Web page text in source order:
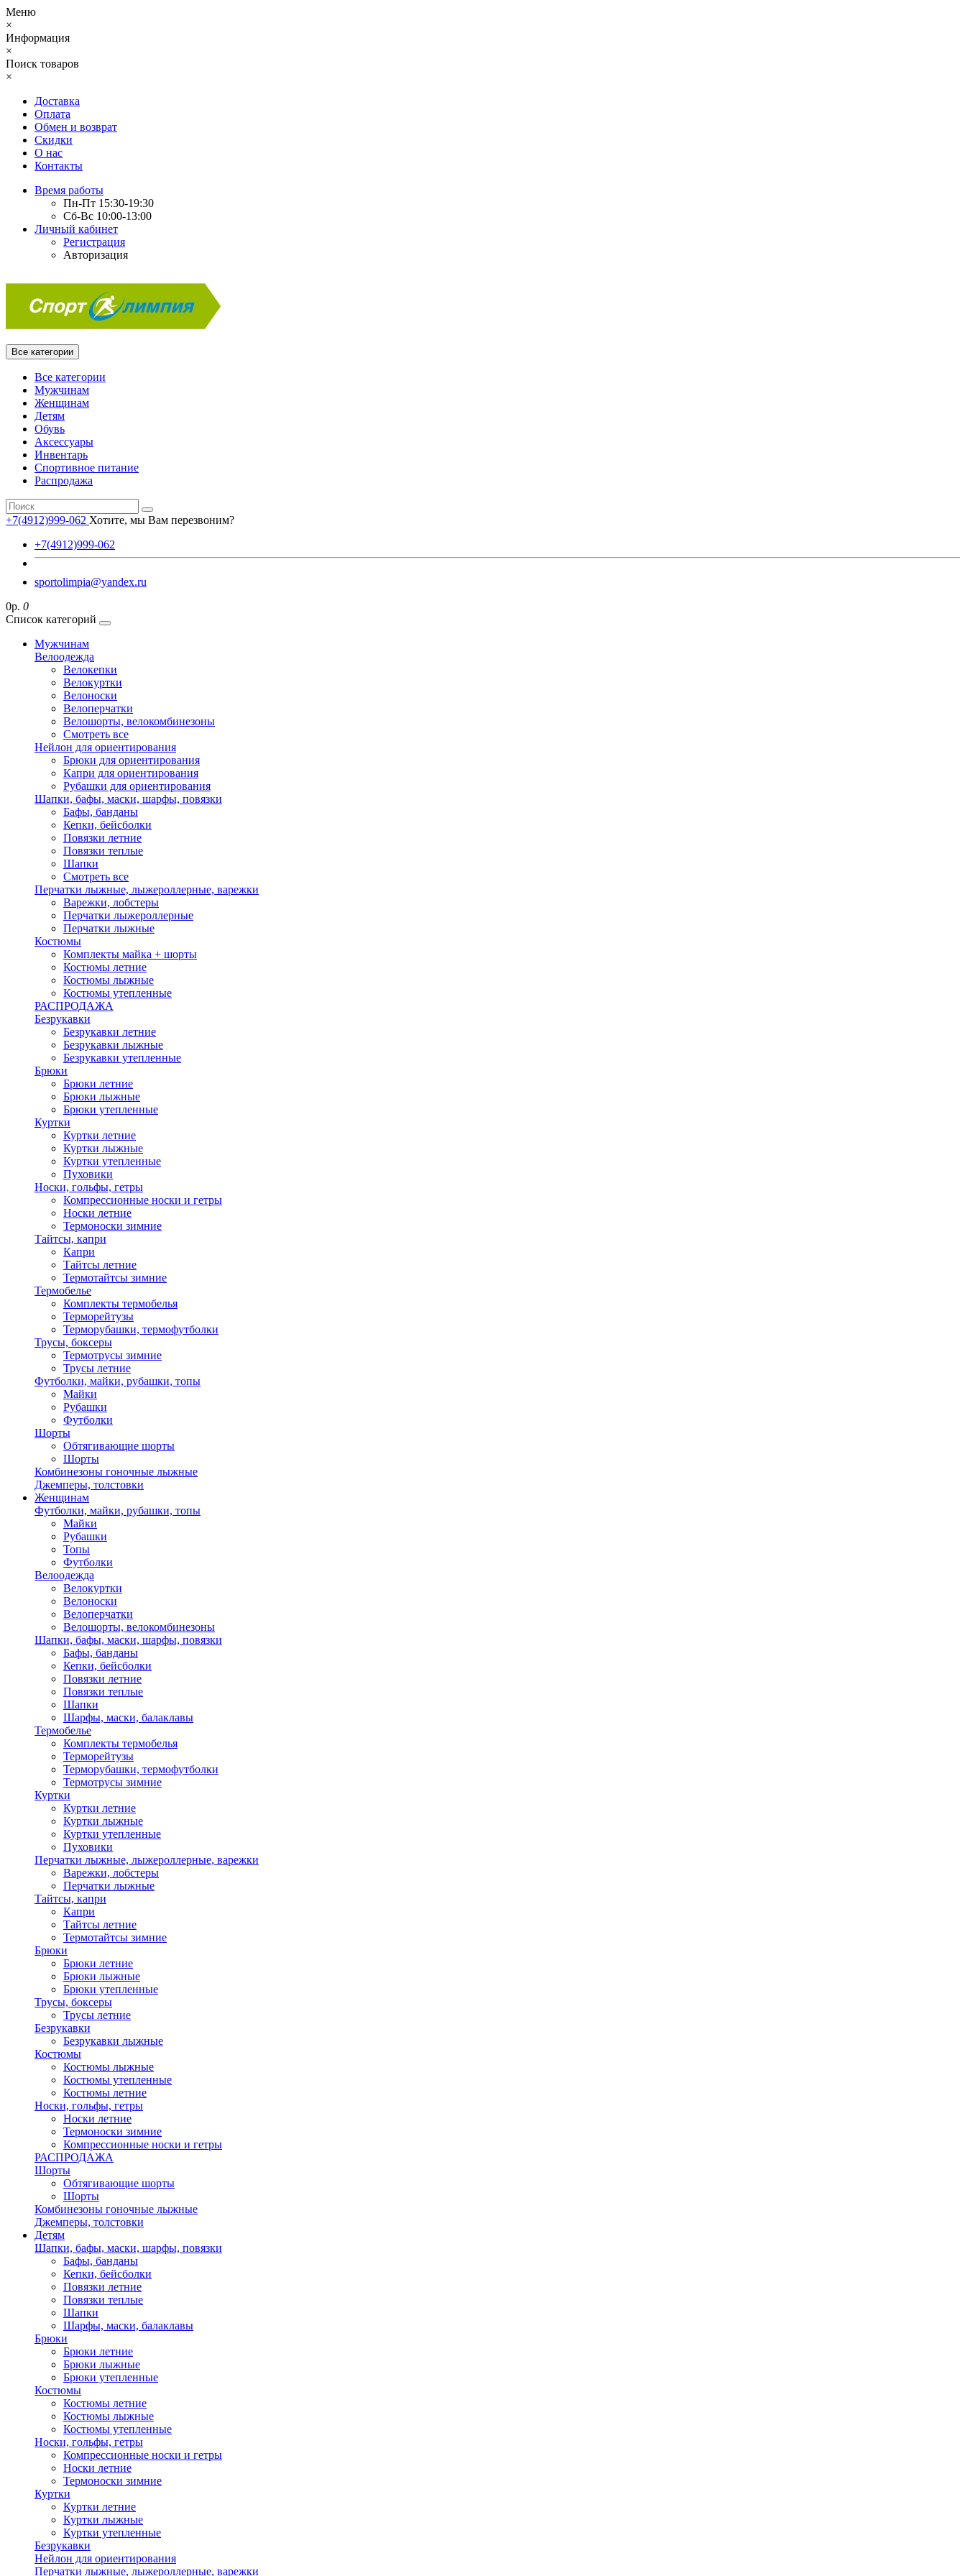
Меню
×
Информация
×
Поиск товаров
×
Доставка
Оплата
Обмен и возврат
Скидки
О нас
Контакты
Время работы
Пн-Пт 15:30-19:30
Сб-Вс 10:00-13:00
Личный кабинет
Регистрация
Авторизация
Все категории
Все категории
Мужчинам
Женщинам
Детям
Обувь
Аксессуары
Инвентарь
Спортивное питание
Распродажа
+7(4912)999-062 Хотите, мы Вам перезвоним?
+7(4912)999-062
sportolimpia@yandex.ru
0р. 0
Список категорий
Мужчинам
Велоодежда
Велокепки
Велокуртки
Велоноски
Велоперчатки
Велошорты, велокомбинезоны
Смотреть все
Нейлон для ориентирования
Брюки для ориентирования
Капри для ориентирования
Рубашки для ориентирования
Шапки, бафы, маски, шарфы, повязки
Бафы, банданы
Кепки, бейсболки
Повязки летние
Повязки теплые
Шапки
Смотреть все
Перчатки лыжные, лыжероллерные, варежки
Варежки, лобстеры
Перчатки лыжероллерные
Перчатки лыжные
Костюмы
Комплекты майка + шорты
Костюмы летние
Костюмы лыжные
Костюмы утепленные
РАСПРОДАЖА
Безрукавки
Безрукавки летние
Безрукавки лыжные
Безрукавки утепленные
Брюки
Брюки летние
Брюки лыжные
Брюки утепленные
Куртки
Куртки летние
Куртки лыжные
Куртки утепленные
Пуховики
Носки, гольфы, гетры
Компрессионные носки и гетры
Носки летние
Термоноски зимние
Тайтсы, капри
Капри
Тайтсы летние
Термотайтсы зимние
Термобелье
Комплекты термобелья
Терморейтузы
Терморубашки, термофутболки
Трусы, боксеры
Термотрусы зимние
Трусы летние
Футболки, майки, рубашки, топы
Майки
Рубашки
Футболки
Шорты
Обтягивающие шорты
Шорты
Комбинезоны гоночные лыжные
Джемперы, толстовки
Женщинам
Футболки, майки, рубашки, топы
Майки
Рубашки
Топы
Футболки
Велоодежда
Велокуртки
Велоноски
Велоперчатки
Велошорты, велокомбинезоны
Шапки, бафы, маски, шарфы, повязки
Бафы, банданы
Кепки, бейсболки
Повязки летние
Повязки теплые
Шапки
Шарфы, маски, балаклавы
Термобелье
Комплекты термобелья
Терморейтузы
Терморубашки, термофутболки
Термотрусы зимние
Куртки
Куртки летние
Куртки лыжные
Куртки утепленные
Пуховики
Перчатки лыжные, лыжероллерные, варежки
Варежки, лобстеры
Перчатки лыжные
Тайтсы, капри
Капри
Тайтсы летние
Термотайтсы зимние
Брюки
Брюки летние
Брюки лыжные
Брюки утепленные
Трусы, боксеры
Трусы летние
Безрукавки
Безрукавки лыжные
Костюмы
Костюмы лыжные
Костюмы утепленные
Костюмы летние
Носки, гольфы, гетры
Носки летние
Термоноски зимние
Компрессионные носки и гетры
РАСПРОДАЖА
Шорты
Обтягивающие шорты
Шорты
Комбинезоны гоночные лыжные
Джемперы, толстовки
Детям
Шапки, бафы, маски, шарфы, повязки
Бафы, банданы
Кепки, бейсболки
Повязки летние
Повязки теплые
Шапки
Шарфы, маски, балаклавы
Брюки
Брюки летние
Брюки лыжные
Брюки утепленные
Костюмы
Костюмы летние
Костюмы лыжные
Костюмы утепленные
Носки, гольфы, гетры
Компрессионные носки и гетры
Носки летние
Термоноски зимние
Куртки
Куртки летние
Куртки лыжные
Куртки утепленные
Безрукавки
Нейлон для ориентирования
Перчатки лыжные, лыжероллерные, варежки